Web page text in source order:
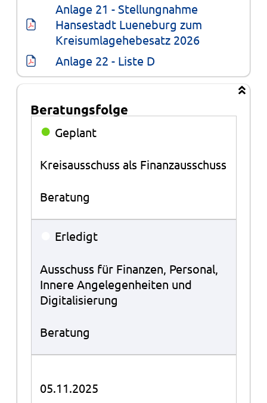
Anlage 21 - Stellungnahme
Hansestadt Lueneburg zum
Kreisumlagehebesatz 2026
Anlage 22 - Liste D
Beratungsfolge
Beratungsfolge
● Geplant
Kreisausschuss als Finanzausschuss
Beratung
Erledigt
Ausschuss für Finanzen, Personal,
Innere Angelegenheiten und
Digitalisierung
Beratung
05.11.2025